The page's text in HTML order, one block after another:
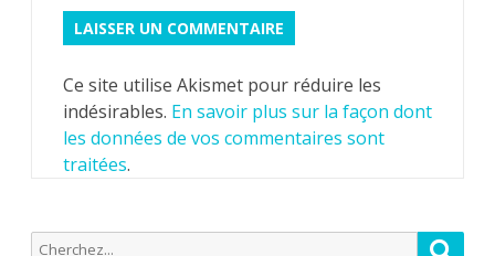
Ce site utilise Akismet pour réduire les
indésirables. En savoir plus sur la façon dont
les données de vos commentaires sont
traitées.
Recherche